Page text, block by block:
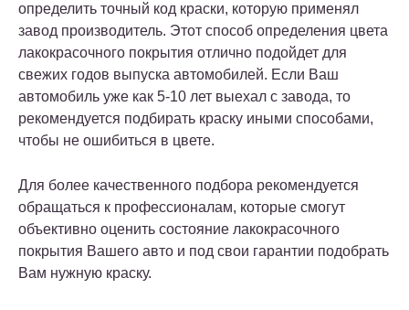
определить точный код краски, которую применял
завод производитель. Этот способ определения цвета
лакокрасочного покрытия отлично подойдет для
свежих годов выпуска автомобилей. Если Ваш
автомобиль уже как 5-10 лет выехал с завода, то
рекомендуется подбирать краску иными способами,
чтобы не ошибиться в цвете.
Для более качественного подбора рекомендуется
обращаться к профессионалам, которые смогут
объективно оценить состояние лакокрасочного
покрытия Вашего авто и под свои гарантии подобрать
Вам нужную краску.